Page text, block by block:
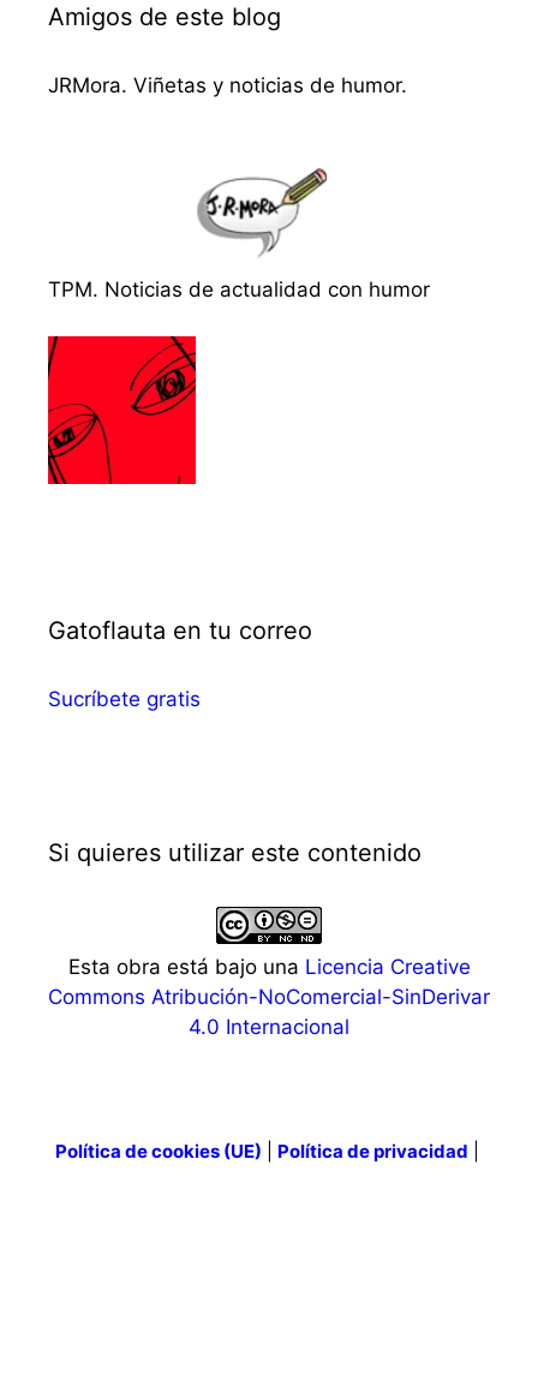
Amigos de este blog
JRMora. Viñetas y noticias de humor.
TPM. Noticias de actualidad con humor
Gatoflauta en tu correo
Sucríbete gratis
Si quieres utilizar este contenido
Esta obra está bajo una Licencia Creative
Commons Atribución-NoComercial-SinDerivar
4.0 Internacional
Política de cookies (UE) Política de privacidad